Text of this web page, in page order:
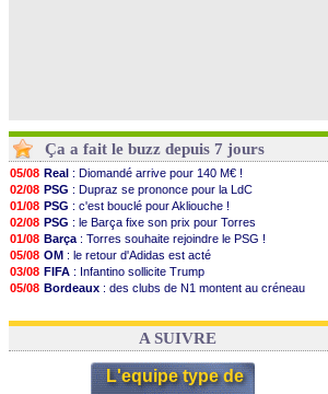
Ça a fait le buzz depuis 7 jours
05/08 Real : Diomandé arrive pour 140 M€ !
02/08 PSG : Dupraz se prononce pour la LdC
01/08 PSG : c'est bouclé pour Akliouche !
02/08 PSG : le Barça fixe son prix pour Torres
01/08 Barça : Torres souhaite rejoindre le PSG !
05/08 OM : le retour d'Adidas est acté
03/08 FIFA : Infantino sollicite Trump
05/08 Bordeaux : des clubs de N1 montent au créneau
03/08 Real: le démenti de Leipzig pour Diomandé
A SUIVRE
L'equipe type de